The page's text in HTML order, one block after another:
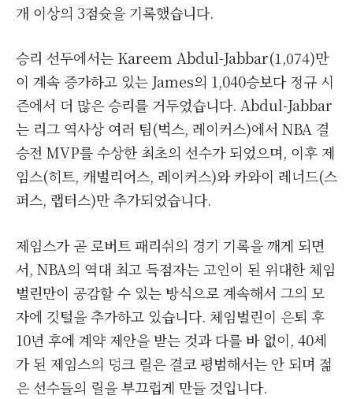
개 이상의 3점슛을 기록했습니다.
승리 선두에서는 Kareem Abdul-Jabbar(1,074)만
이 계속 증가하고 있는 James의 1,040승보다 정규 시
즌에서 더 많은 승리를 거두었습니다. Abdul-Jabbar
는 리그 역사상 여러 팀(벅스, 레이커스)에서 NBA 결
승전 MVP를 수상한 최초의 선수가 되었으며, 이후 제
임스(히트, 캐벌리어스, 레이커스)와 카와이 레너드(스
퍼스, 랩터스)만 추가되었습니다.
제임스가 곧 로버트 패리쉬의 경기 기록을 깨게 되면
서, NBA의 역대 최고 득점자는 고인이 된 위대한 체임
벌린만이 공감할 수 있는 방식으로 계속해서 그의 모
자에 깃털을 추가하고 있습니다. 체임벌린이 은퇴 후
10년 후에 계약 제안을 받는 것과 다를 바 없이, 40세
가 된 제임스의 덩크 릴은 결코 평범해서는 안 되며 젊
은 선수들의 릴을 부끄럽게 만들 것입니다.